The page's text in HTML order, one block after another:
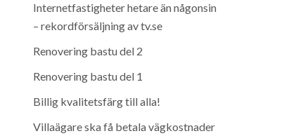
Internetfastigheter hetare än någonsin
– rekordförsäljning av tv.se
Renovering bastu del 2
Renovering bastu del 1
Billig kvalitetsfärg till alla!
Villaägare ska få betala vägkostnader